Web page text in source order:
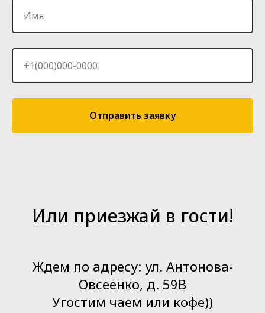
Имя
+1(000)000-0000
Отправить заявку
Или приезжай в гости!
Ждем по адресу: ул. Антонова-
Овсеенко, д. 59В
Угостим чаем или кофе))